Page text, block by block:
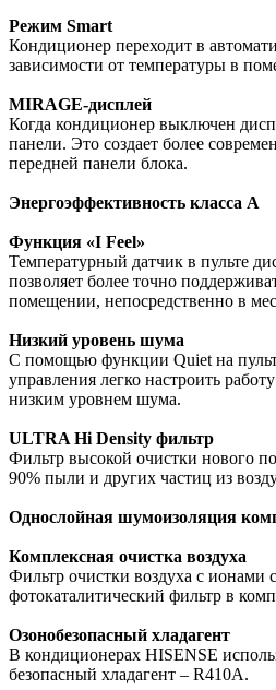
Режим Smart
Кондиционер переходит в
зависимости от температуры в
MIRAGE-дисплей
Когда кондиционер выключен
панели. Это создает более
передней панели блока.
Энергоэффективность класса А
Функция «I Feel»
Температурный датчик в пульте
позволяет более точно
помещении, непосредственно в
Низкий уровень шума
С помощью функции Quiet на
управления легко настроить
низким уровнем шума.
ULTRA Hi Density фильтр
Фильтр высокой очистки нового
90% пыли и других частиц из
Однослойная шумоизоляция
Комплексная очистка воздуха
Фильтр очистки воздуха с ионами
фотокаталитический фильтр в
Озонобезопасный хладагент
В кондиционерах HISENSE
безопасный хладагент – R410A.